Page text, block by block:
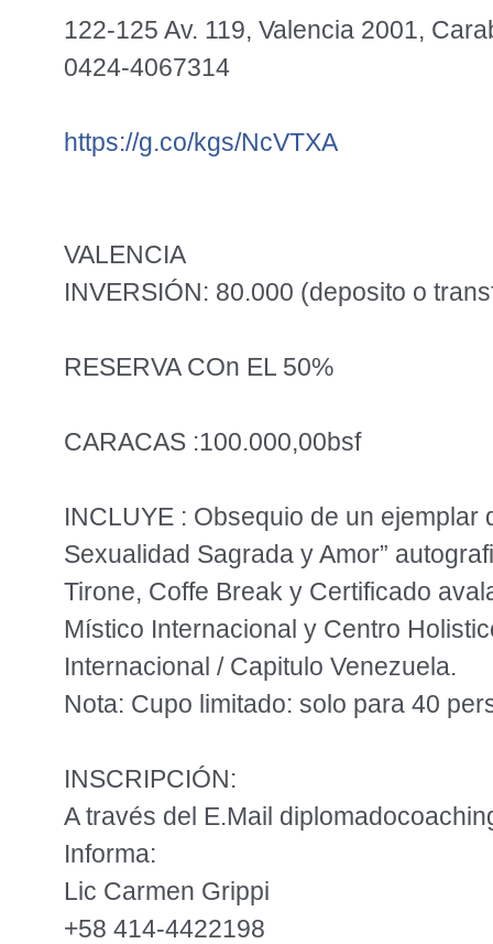
122-125 Av. 119, Valencia 2001,
0424-4067314
https://g.co/kgs/NcVTXA
VALENCIA
INVERSIÓN: 80.000 (deposito o
RESERVA COn EL 50%
CARACAS :100.000,00bsf
INCLUYE : Obsequio de un ejemplar
Sexualidad Sagrada y Amor”
Tirone, Coffe Break y Certificado
Místico Internacional y Centro
Internacional / Capitulo Venezuela.
Nota: Cupo limitado: solo para 40
INSCRIPCIÓN:
A través del E.Mail
Informa:
Lic Carmen Grippi
+58 414‑4422198